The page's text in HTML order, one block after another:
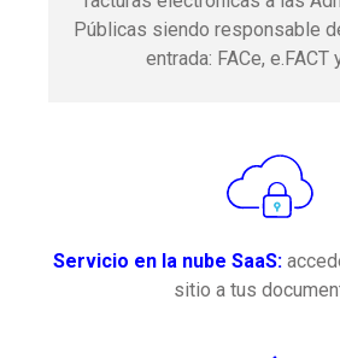
Públicas siendo responsable
entrada: FACe, e.FACT
Servicio en la nube SaaS:
sitio a tus